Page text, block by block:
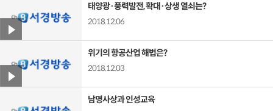
태양광·풍력발전, 확대·상생 열쇠는?
2018.12.06
위기의 항공산업 해법은?
2018.12.03
남명사상과 인성교육